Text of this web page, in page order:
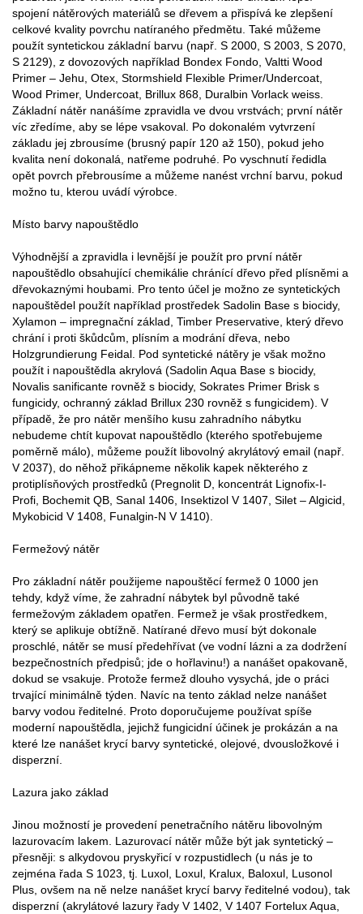
spojení nátěrových materiálů se dřevem a přispívá ke zlepšení
celkové kvality povrchu natíraného předmětu. Také můžeme
použít syntetickou základní barvu (např. S 2000, S 2003, S 2070,
S 2129), z dovozových například Bondex Fondo, Valtti Wood
Primer – Jehu, Otex, Stormshield Flexible Primer/Undercoat,
Wood Primer, Undercoat, Brillux 868, Duralbin Vorlack weiss.
Základní nátěr nanášíme zpravidla ve dvou vrstvách; první nátěr
víc zředíme, aby se lépe vsakoval. Po dokonalém vytvrzení
základu jej zbrousíme (brusný papír 120 až 150), pokud jeho
kvalita není dokonalá, natřeme podruhé. Po vyschnutí ředidla
opět povrch přebrousíme a můžeme nanést vrchní barvu, pokud
možno tu, kterou uvádí výrobce.
Místo barvy napouštědlo
Výhodnější a zpravidla i levnější je použít pro první nátěr
napouštědlo obsahující chemikálie chránící dřevo před plísněmi a
dřevokaznými houbami. Pro tento účel je možno ze syntetických
napouštědel použít například prostředek Sadolin Base s biocidy,
Xylamon – impregnační základ, Timber Preservative, který dřevo
chrání i proti škůdcům, plísním a modrání dřeva, nebo
Holzgrundierung Feidal. Pod syntetické nátěry je však možno
použít i napouštědla akrylová (Sadolin Aqua Base s biocidy,
Novalis sanificante rovněž s biocidy, Sokrates Primer Brisk s
fungicidy, ochranný základ Brillux 230 rovněž s fungicidem). V
případě, že pro nátěr menšího kusu zahradního nábytku
nebudeme chtít kupovat napouštědlo (kterého spotřebujeme
poměrně málo), můžeme použít libovolný akrylátový email (např.
V 2037), do něhož přikápneme několik kapek některého z
protiplísňových prostředků (Pregnolit D, koncentrát Lignofix-I-
Profi, Bochemit QB, Sanal 1406, Insektizol V 1407, Silet – Algicid,
Mykobicid V 1408, Funalgin-N V 1410).
Fermežový nátěr
Pro základní nátěr použijeme napouštěcí fermež 0 1000 jen
tehdy, když víme, že zahradní nábytek byl původně také
fermežovým základem opatřen. Fermež je však prostředkem,
který se aplikuje obtížně. Natírané dřevo musí být dokonale
proschlé, nátěr se musí předehřívat (ve vodní lázni a za dodržení
bezpečnostních předpisů; jde o hořlavinu!) a nanášet opakovaně,
dokud se vsakuje. Protože fermež dlouho vysychá, jde o práci
trvající minimálně týden. Navíc na tento základ nelze nanášet
barvy vodou ředitelné. Proto doporučujeme používat spíše
moderní napouštědla, jejichž fungicidní účinek je prokázán a na
které lze nanášet krycí barvy syntetické, olejové, dvousložkové i
disperzní.
Lazura jako základ
Jinou možností je provedení penetračního nátěru libovolným
lazurovacím lakem. Lazurovací nátěr může být jak syntetický –
přesněji: s alkydovou pryskyřicí v rozpustidlech (u nás je to
zejména řada S 1023, tj. Luxol, Loxul, Kralux, Baloxul, Lusonol
Plus, ovšem na ně nelze nanášet krycí barvy ředitelné vodou), tak
disperzní (akrylátové lazury řady V 1402, V 1407 Fortelux Aqua,